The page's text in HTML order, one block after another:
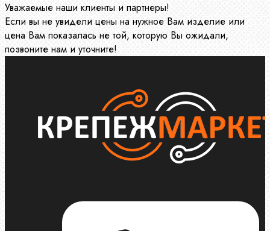
Уважаемые наши клиенты и партнеры!
Если вы не увидели цены на нужное Вам изделие или
цена Вам показалась не той, которую Вы ожидали,
позвоните нам и уточните!